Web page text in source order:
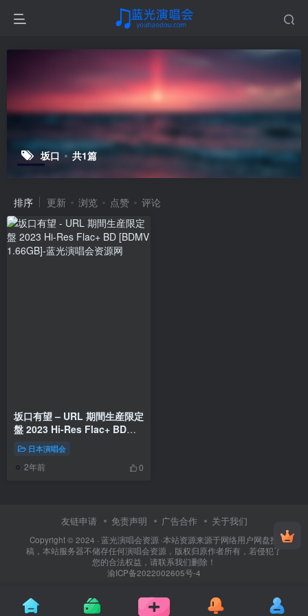
坂口 共1篇
排序 更新 浏览 点赞 评论
坂口有望 – URL 期間生産限定
盤 2023 Hi-Res Flac+ BD
[BDMV 1.66GB]
日本演唱会
2年前 0
友链申请 免责声明 广告合作 关于我们
Copyright © 2024 · 蓝光演唱会资源 ·本站资源来源于网络用户网盘投
稿，本站服务器不储存任何演唱会资源，版权归原作者所有，若侵犯了
您的合法权益，请联系我们删除！
渝ICP备2022002605号-4